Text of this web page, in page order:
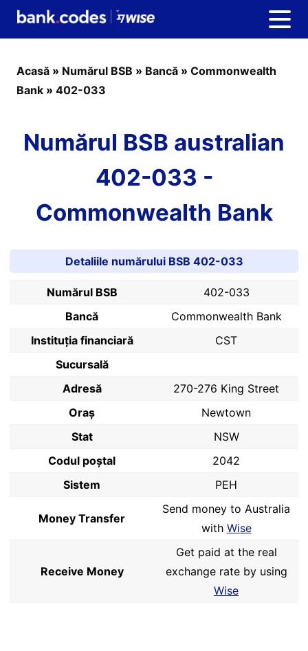
Acasă » Numărul BSB » Bancă » Commonwealth
Bank » 402-033
Numărul BSB australian
402-033 -
Commonwealth Bank
Detaliile numărului BSB 402-033
Numărul BSB
402-033
Bancă
Commonwealth Bank
Instituția financiară
CST
Sucursală
Adresă
270-276 King Street
Oraș
Newtown
Stat
NSW
Codul poştal
2042
Sistem
PEH
Money Transfer
Send money to Australia
with Wise
Receive Money
Get paid at the real
exchange rate by using
Wise